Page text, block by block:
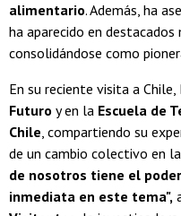
alimentario. Además, ha
ha aparecido en destacados
consolidándose como
En su reciente visita a
Futuro y en la Escuela de
Chile, compartiendo su
de un cambio colectivo en
de nosotros tiene el
inmediata en este tema",